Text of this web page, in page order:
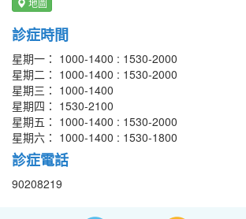
地圖
診症時間
星期一： 1000-1400 : 1530-2000
星期二： 1000-1400 : 1530-2000
星期三： 1000-1400
星期四： 1530-2100
星期五： 1000-1400 : 1530-2000
星期六： 1000-1400 : 1530-1800
診症電話
90208219